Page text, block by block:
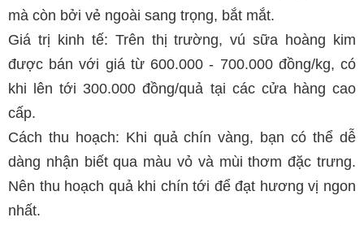
mà còn bởi vẻ ngoài sang trọng, bắt mắt.
Giá trị kinh tế: Trên thị trường, vú sữa hoàng kim
được bán với giá từ 600.000 - 700.000 đồng/kg, có
khi lên tới 300.000 đồng/quả tại các cửa hàng cao
cấp.
Cách thu hoạch: Khi quả chín vàng, bạn có thể dễ
dàng nhận biết qua màu vỏ và mùi thơm đặc trưng.
Nên thu hoạch quả khi chín tới để đạt hương vị ngon
nhất.